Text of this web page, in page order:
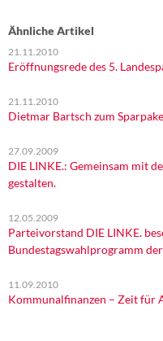
Ähnliche Artikel
21.11.2010
Eröffnungsrede des 5.
21.11.2010
Dietmar Bartsch zum
27.09.2009
DIE LINKE.: Gemeinsam mit
gestalten.
12.05.2009
Parteivorstand DIE LINKE.
Bundestagswahlprogramm
11.09.2010
Kommunalfinanzen – Zeit für